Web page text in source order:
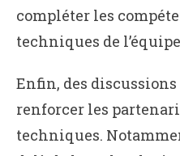
compléter les
techniques de
Enfin, des
renforcer les
techniques.